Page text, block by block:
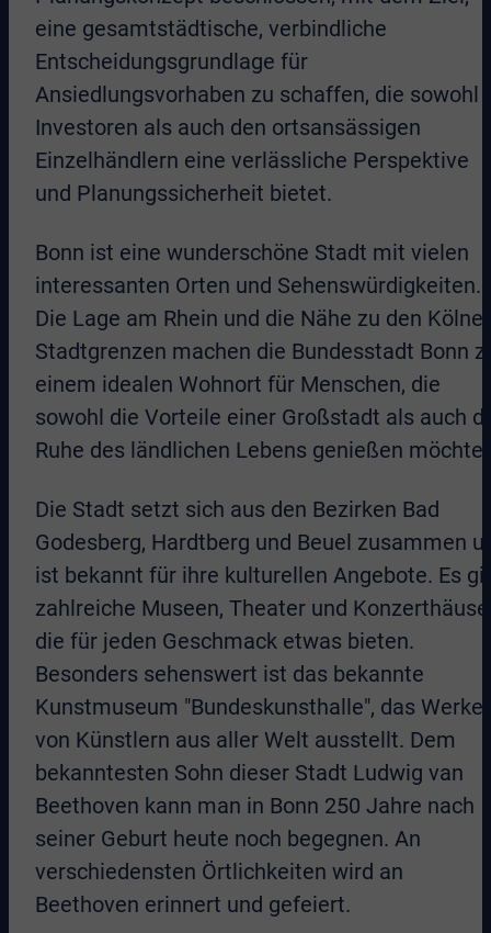
eine gesamtstädtische, verbindliche
Entscheidungsgrundlage für
Ansiedlungsvorhaben zu schaffen, die sowohl
Investoren als auch den ortsansässigen
Einzelhändlern eine verlässliche Perspektive
und Planungssicherheit bietet.
Bonn ist eine wunderschöne Stadt mit vielen
interessanten Orten und Sehenswürdigkeiten.
Die Lage am Rhein und die Nähe zu den Kölner
Stadtgrenzen machen die Bundesstadt Bonn
einem idealen Wohnort für Menschen, die
sowohl die Vorteile einer Großstadt als auch
Ruhe des ländlichen Lebens genießen
Die Stadt setzt sich aus den Bezirken Bad
Godesberg, Hardtberg und Beuel zusammen
ist bekannt für ihre kulturellen Angebote. Es
zahlreiche Museen, Theater und
die für jeden Geschmack etwas bieten.
Besonders sehenswert ist das bekannte
Kunstmuseum "Bundeskunsthalle", das Werke
von Künstlern aus aller Welt ausstellt. Dem
bekanntesten Sohn dieser Stadt Ludwig van
Beethoven kann man in Bonn 250 Jahre nach
seiner Geburt heute noch begegnen. An
verschiedensten Örtlichkeiten wird an
Beethoven erinnert und gefeiert.